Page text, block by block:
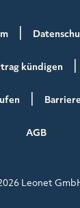
kündigen
AGB
Leonet